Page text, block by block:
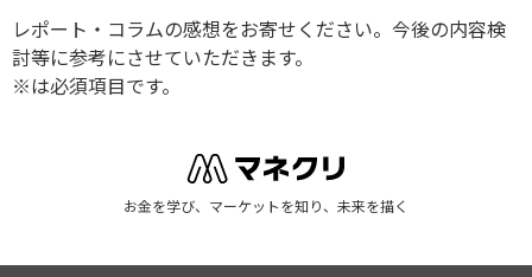
レポート・コラムの感想をお寄せください。今後の内容検
討等に参考にさせていただきます。
※は必須項目です。
お金を学び、マーケットを知り、未来を描く